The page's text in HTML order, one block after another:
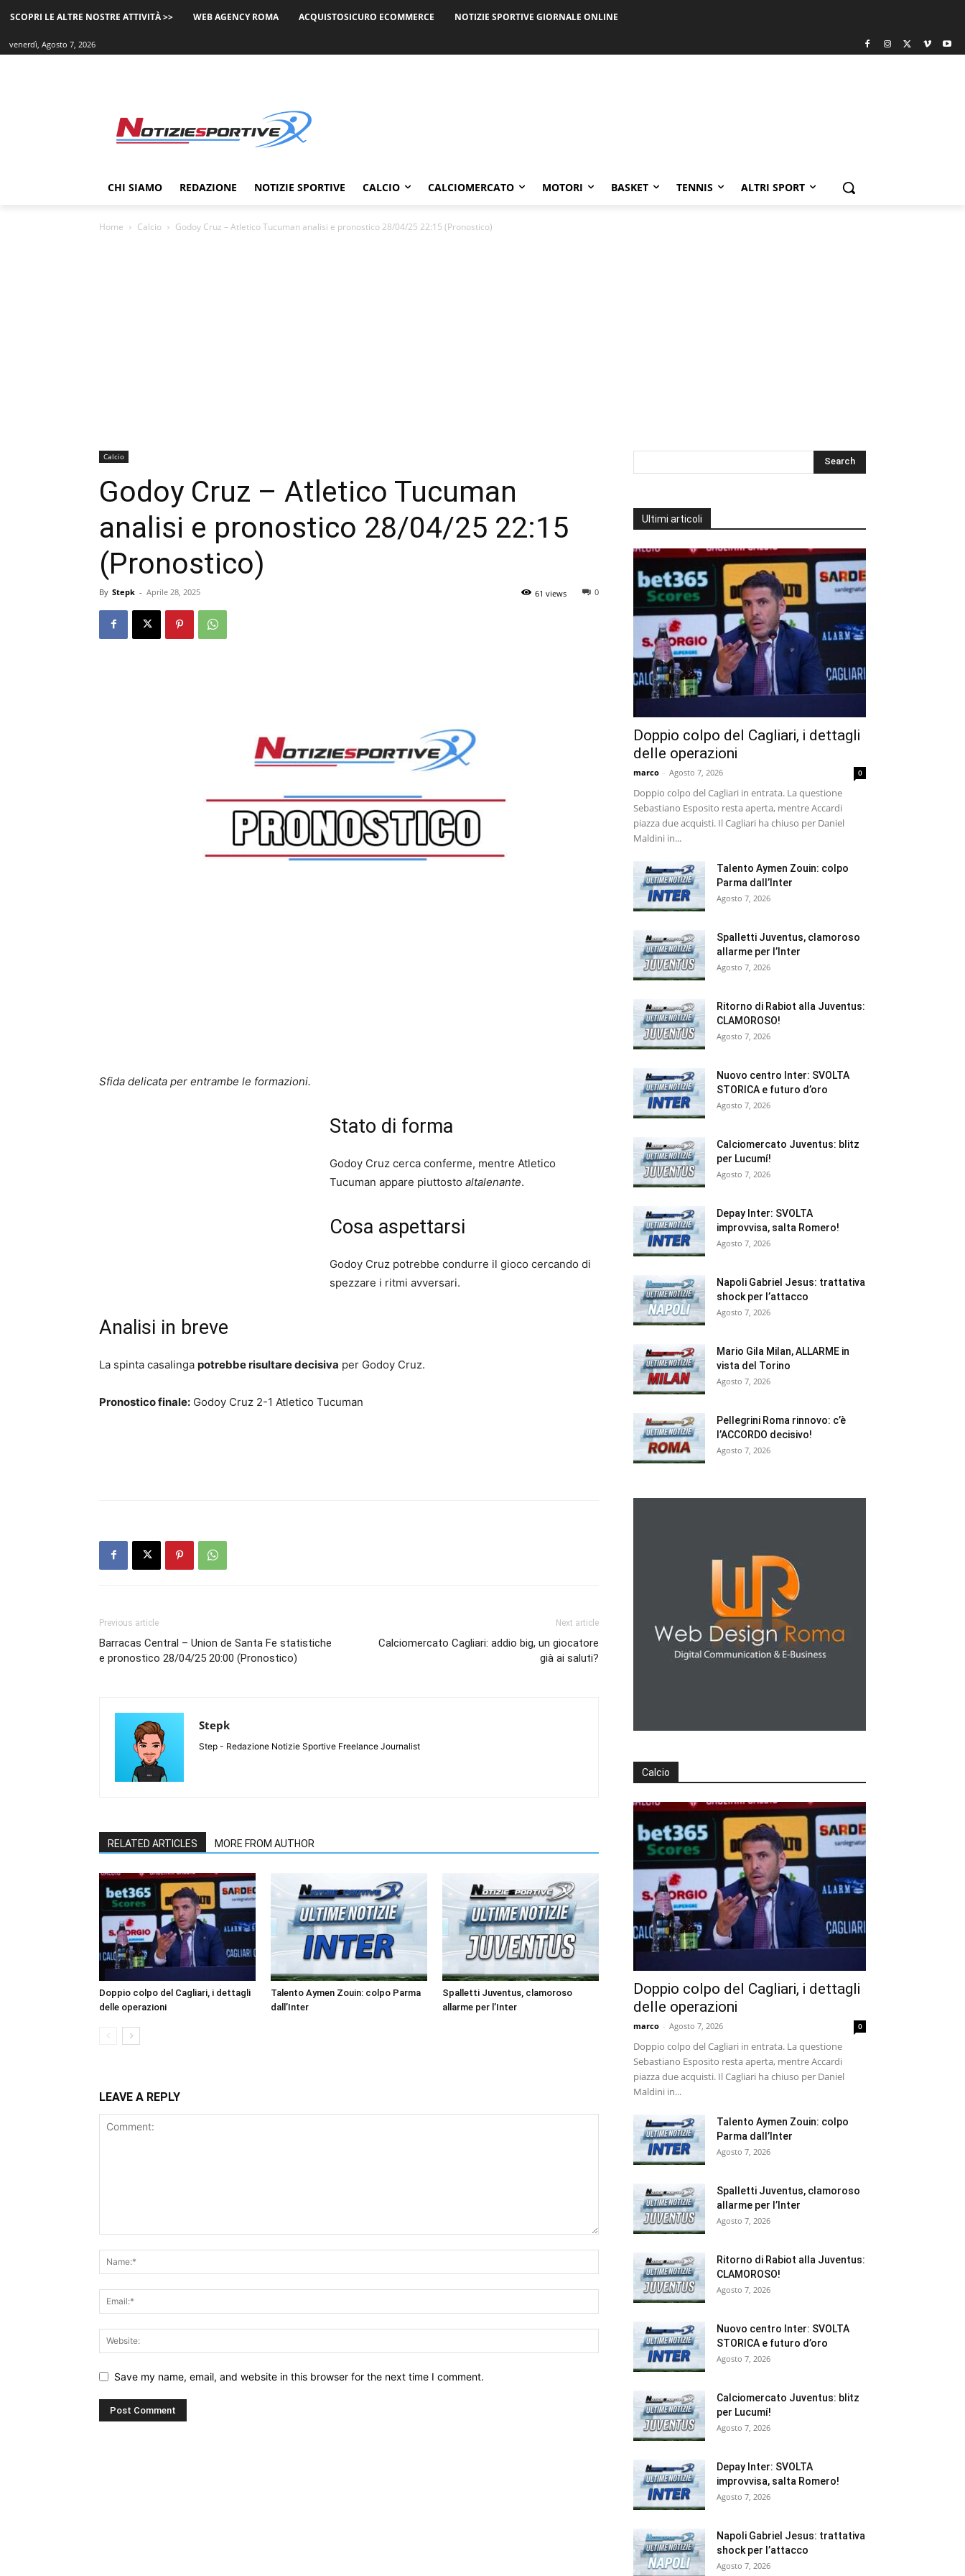
SCOPRI LE ALTRE NOSTRE ATTIVITÀ >> WEB AGENCY ROMA ACQUISTOSICURO ECOMMERCE NOTIZIE SPORTIVE GIORNALE ONLINE
venerdì, Agosto 7, 2026
CHI SIAMO REDAZIONE NOTIZIE SPORTIVE CALCIO CALCIOMERCATO MOTORI BASKET TENNIS ALTRI SPORT
Home Calcio Godoy Cruz – Atletico Tucuman analisi e pronostico 28/04/25 22:15 (Pronostico)
Calcio
Godoy Cruz – Atletico Tucuman
analisi e pronostico 28/04/25 22:15
(Pronostico)
By Stepk - Aprile 28, 2025 0
61 views
Sfida delicata per entrambe le formazioni.
Stato di forma
Godoy Cruz cerca conferme, mentre Atletico
Tucuman appare piuttosto altalenante.
Cosa aspettarsi
Godoy Cruz potrebbe condurre il gioco cercando di
spezzare i ritmi avversari.
Analisi in breve
La spinta casalinga potrebbe risultare decisiva per Godoy Cruz.
Pronostico finale: Godoy Cruz 2-1 Atletico Tucuman
Previous article
Barracas Central – Union de Santa Fe statistiche
e pronostico 28/04/25 20:00 (Pronostico)
Next article
Calciomercato Cagliari: addio big, un giocatore
già ai saluti?
Stepk
Step - Redazione Notizie Sportive Freelance Journalist
RELATED ARTICLES MORE FROM AUTHOR
Doppio colpo del Cagliari, i dettagli
delle operazioni
Talento Aymen Zouin: colpo Parma
dall’Inter
Spalletti Juventus, clamoroso
allarme per l’Inter
LEAVE A REPLY
Save my name, email, and website in this browser for the next time I comment.
Ultimi articoli
Doppio colpo del Cagliari, i dettagli
delle operazioni
marco - Agosto 7, 2026 0
Doppio colpo del Cagliari in entrata. La questione
Sebastiano Esposito resta aperta, mentre Accardi
piazza due acquisti. Il Cagliari ha chiuso per Daniel
Maldini in...
Talento Aymen Zouin: colpo
Parma dall’Inter
Agosto 7, 2026
Spalletti Juventus, clamoroso
allarme per l’Inter
Agosto 7, 2026
Ritorno di Rabiot alla Juventus:
CLAMOROSO!
Agosto 7, 2026
Nuovo centro Inter: SVOLTA
STORICA e futuro d’oro
Agosto 7, 2026
Calciomercato Juventus: blitz
per Lucumí!
Agosto 7, 2026
Depay Inter: SVOLTA
improvvisa, salta Romero!
Agosto 7, 2026
Napoli Gabriel Jesus: trattativa
shock per l’attacco
Agosto 7, 2026
Mario Gila Milan, ALLARME in
vista del Torino
Agosto 7, 2026
Pellegrini Roma rinnovo: c’è
l’ACCORDO decisivo!
Agosto 7, 2026
Calcio
Doppio colpo del Cagliari, i dettagli
delle operazioni
marco - Agosto 7, 2026 0
Doppio colpo del Cagliari in entrata. La questione
Sebastiano Esposito resta aperta, mentre Accardi
piazza due acquisti. Il Cagliari ha chiuso per Daniel
Maldini in...
Talento Aymen Zouin: colpo
Parma dall’Inter
Agosto 7, 2026
Spalletti Juventus, clamoroso
allarme per l’Inter
Agosto 7, 2026
Ritorno di Rabiot alla Juventus:
CLAMOROSO!
Agosto 7, 2026
Nuovo centro Inter: SVOLTA
STORICA e futuro d’oro
Agosto 7, 2026
Calciomercato Juventus: blitz
per Lucumí!
Agosto 7, 2026
Depay Inter: SVOLTA
improvvisa, salta Romero!
Agosto 7, 2026
Napoli Gabriel Jesus: trattativa
shock per l’attacco
Agosto 7, 2026